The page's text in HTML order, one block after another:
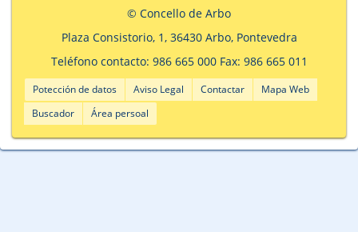
© Concello de Arbo
Plaza Consistorio, 1, 36430 Arbo, Pontevedra
Teléfono contacto: 986 665 000 Fax: 986 665 011
Potección de datos Aviso Legal Contactar
Mapa Web
Buscador
Área persoal